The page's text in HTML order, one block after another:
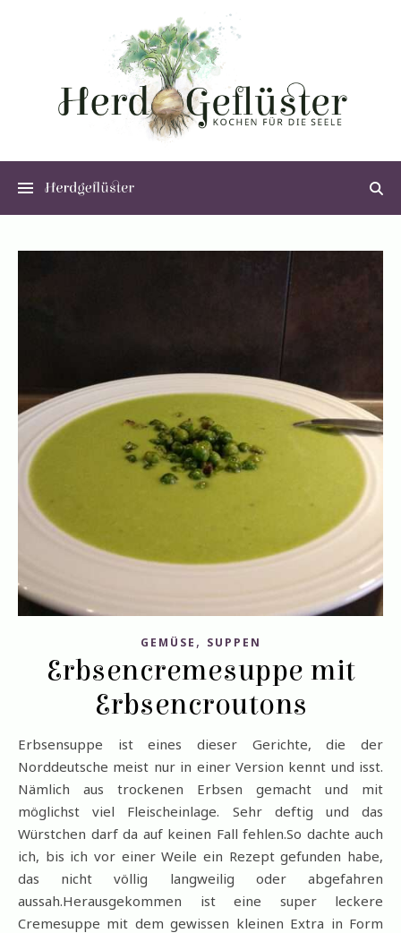
GEMÜSE , SUPPEN
Erbsencremesuppe mit
Erbsencroutons
Erbsensuppe ist eines dieser Gerichte, die der
Norddeutsche meist nur in einer Version kennt und isst.
Nämlich aus trockenen Erbsen gemacht und mit
möglichst viel Fleischeinlage. Sehr deftig und das
Würstchen darf da auf keinen Fall fehlen.So dachte auch
ich, bis ich vor einer Weile ein Rezept gefunden habe,
das nicht völlig langweilig oder abgefahren
aussah.Herausgekommen ist eine super leckere
Cremesuppe mit dem gewissen kleinen Extra in Form